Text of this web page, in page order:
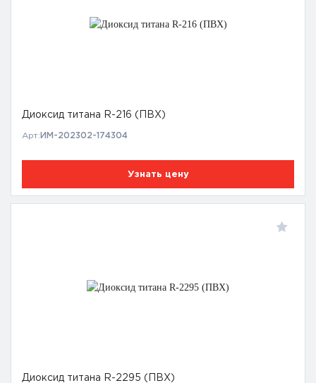
Диоксид титана R-216 (ПВХ)
Арт: ИМ-202302-174304
Узнать цену
Диоксид титана R-2295 (ПВХ)